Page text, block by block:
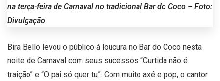
na terça-feira de Carnaval no tradicional Bar do Coco – Foto:
Divulgação
Bira Bello levou o público à loucura no Bar do Coco nesta
noite de Carnaval com seus sucessos “Curtida não é
traição” e “O pai só quer tu”. Com muito axé e pop, o cantor